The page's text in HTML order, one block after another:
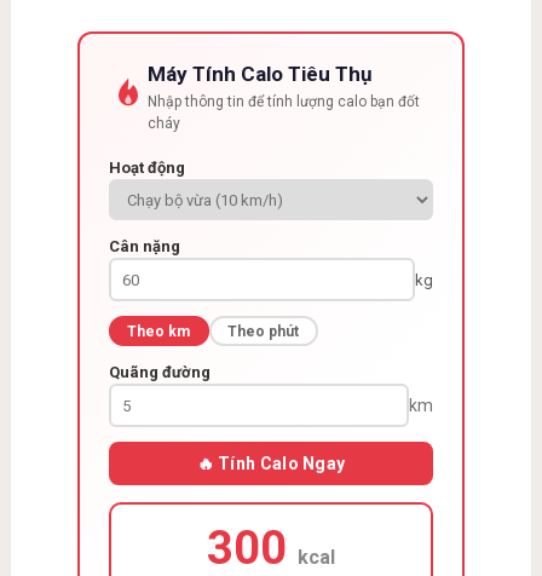
Máy Tính Calo Tiêu Thụ
Nhập thông tin để tính lượng calo bạn đốt
cháy
Hoạt động
Cân nặng
kg
Theo km Theo phút
Quãng đường
km
🔥 Tính Calo Ngay
300 kcal